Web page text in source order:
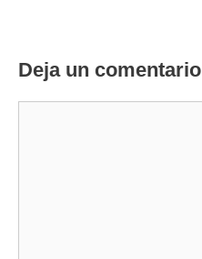
Deja un comentario